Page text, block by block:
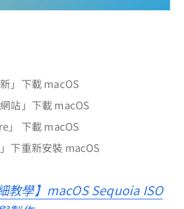
」下載 macOS
站」下載 macOS
」 下載 macOS
下重新安裝 macOS
細教學】macOS Sequoia ISO